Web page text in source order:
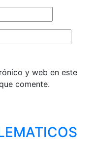
y web en este
comente.